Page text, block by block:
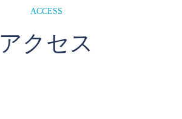
ACCESS
アクセス